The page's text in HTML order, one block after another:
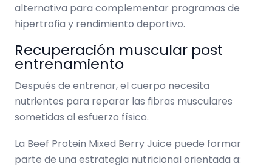
alternativa para complementar programas de
hipertrofia y rendimiento deportivo.
Recuperación muscular post
entrenamiento
Después de entrenar, el cuerpo necesita
nutrientes para reparar las fibras musculares
sometidas al esfuerzo físico.
La Beef Protein Mixed Berry Juice puede formar
parte de una estrategia nutricional orientada a: